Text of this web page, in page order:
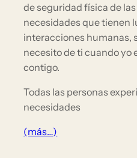
de seguridad física de
necesidades que tienen
interacciones humanas,
necesito de ti cuando yo
contigo.
Todas las personas
necesidades
(más…)